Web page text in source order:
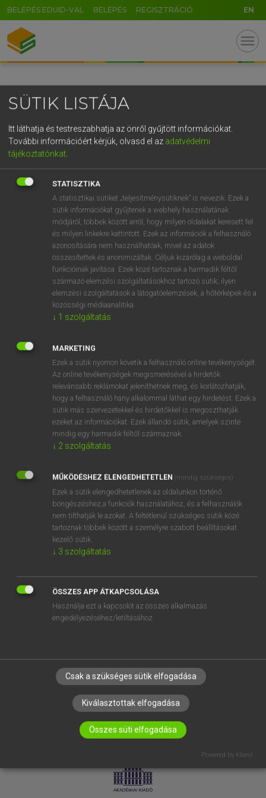
BELÉPÉS EDUID-VAL BELÉPÉS REGISZTRÁCIÓ EN
menu
OOOOPS!
SZOTAR.NET APPLIKÁCIÓ
MICROSOFT OFFICE BŐVÍTMÉNY
BEÉPÜLŐ SZÓTÁRMODUL
ONLINE NYELVVIZSGA
EGYÉNI FELHASZNÁLÓKNAK
TANULÓKNAK
OKTATÁSI INTÉZMÉNYEKNEK
VÁLLALATI MEGOLDÁSOK
RÓLUNK
ELÉRHETŐSÉG
SÜTI BEÁLLÍTÁSOK
LICENCSZERZŐDÉS ADATVÉDELEM
SÜTIK LISTÁJA
Itt láthatja és testreszabhatja az önről gyűjtött információkat.
További információért kérjük, olvasd el az adatvédelmi
tájékoztatónkat
STATISZTIKA
A statisztikai sütiket „teljesítménysütiknek” is nevezik. Ezek a
sütik információkat gyűjtenek a webhely használatának
módjáról, többek között arról, hogy milyen oldalakat keresett fel
és milyen linkekre kattintott. Ezek az információk a felhasználó
azonosítására nem használhatóak, mivel az adatok
összesítettek és anonimizáltak. Céljuk kizárólag a weboldal
funkcióinak javítása. Ezek közé tartoznak a harmadik féltől
származó elemzési szolgáltatásokhoz tartozó sütik; ilyen
elemzési szolgáltatások a látogatóelemzések, a hőtérképek és a
közösségi médiaanalitika.
↓ 1 szolgáltatás
MARKETING
Ezek a sütik nyomon követik a felhasználó online tevékenységét.
Az online tevékenységek megismerésével a hirdetők
relevánsabb reklámokat jeleníthetnek meg, és korlátozhatják,
hogy a felhasználó hány alkalommal láthat egy hirdetést. Ezek a
sütik más szervezetekkel és hirdetőkkel is megoszthatják
ezeket az információkat. Ezek állandó sütik, amelyek szinte
mindig egy harmadik féltől származnak.
↓ 2 szolgáltatás
MŰKÖDÉSHEZ ELENGEDHETETLEN (mindig szükséges)
Ezek a sütik elengedhetetlenek az oldalunkon történő
böngészéshez,a funkciók használatához, és a felhasználók
nem tilthatják le azokat. A feltétlenül szükséges sütik közé
tartoznak többek között a személyre szabott beállításokat
kezelő sütik.
↓ 3 szolgáltatás
ÖSSZES APP ÁTKAPCSOLÁSA
Használja ezt a kapcsolót az összes alkalmazás
engedélyezéséhez/letiltásához.
Csak a szükséges sütik elfogadása
Kiválasztottak elfogadása
Összes süti elfogadása
Powered by Klaro!
GR
5
g h k l
v b n m , . - AltGr